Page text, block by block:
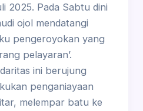
2025. Pada Sabtu dini
ojol mendatangi
pengeroyokan yang
pelayaran’.
ini berujung
penganiayaan
melempar batu ke